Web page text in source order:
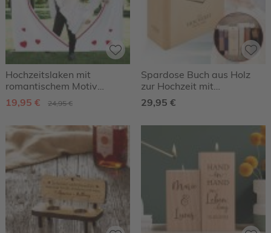
Hochzeitslaken mit
romantischem Motiv
Wortherz
19,95 € 24,95 €
Spardose Buch aus Holz
zur Hochzeit mit
Herzgravur
29,95 €